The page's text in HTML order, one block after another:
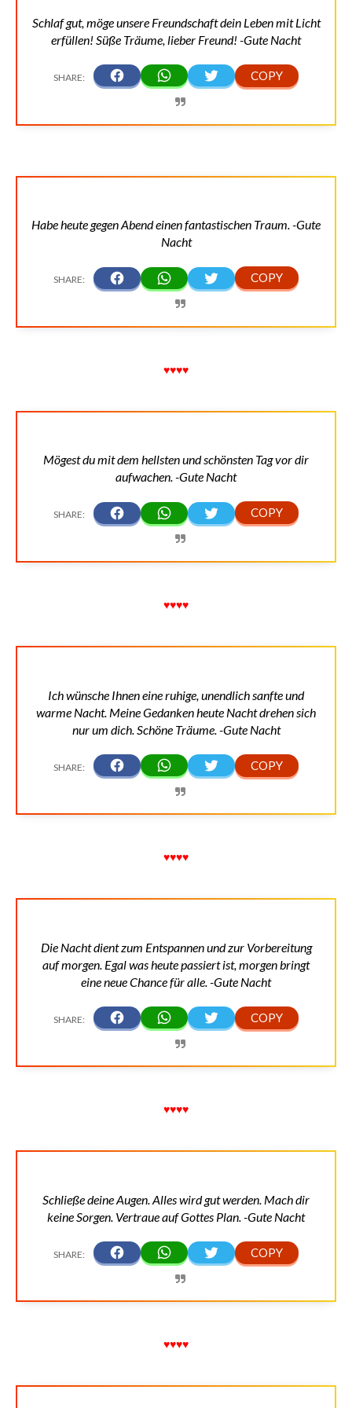
Schlaf gut, möge unsere Freundschaft dein Leben mit Licht
erfüllen! Süße Träume, lieber Freund! -Gute Nacht
Habe heute gegen Abend einen fantastischen Traum. -Gute
Nacht
♥♥♥♥
Mögest du mit dem hellsten und schönsten Tag vor dir
aufwachen. -Gute Nacht
♥♥♥♥
Ich wünsche Ihnen eine ruhige, unendlich sanfte und
warme Nacht. Meine Gedanken heute Nacht drehen sich
nur um dich. Schöne Träume. -Gute Nacht
♥♥♥♥
Die Nacht dient zum Entspannen und zur Vorbereitung
auf morgen. Egal was heute passiert ist, morgen bringt
eine neue Chance für alle. -Gute Nacht
♥♥♥♥
Schließe deine Augen. Alles wird gut werden. Mach dir
keine Sorgen. Vertraue auf Gottes Plan. -Gute Nacht
♥♥♥♥